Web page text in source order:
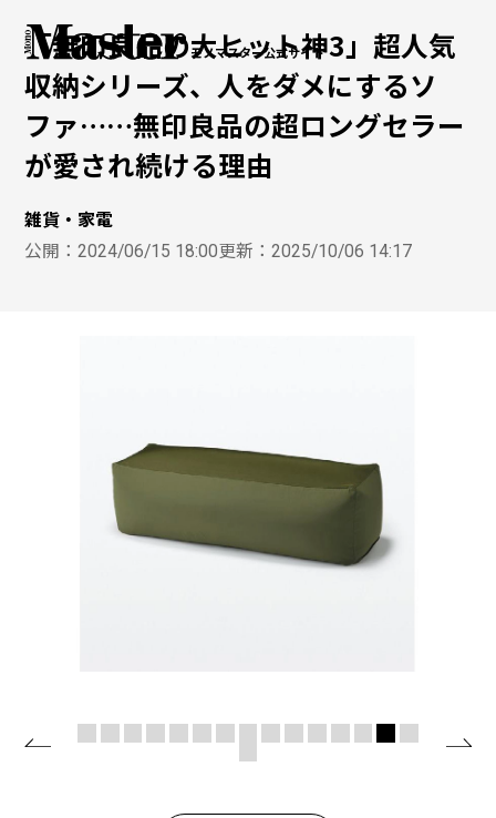
モノマスター公式サイト
「無印良品の大ヒット神3」超人気
収納シリーズ、人をダメにするソ
ファ……無印良品の超ロングセラー
が愛され続ける理由
雑貨・家電
公開：2024/06/15 18:00更新：2025/10/06 14:17